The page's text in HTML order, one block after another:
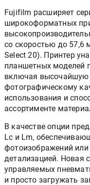
Fujifilm расширяет
широкоформатных
со скоростью до 57,6
Select 20). Принтер
планшетных моделей
включая высочайшую
фотографическому
использования и
ассортименте
В качестве опции
Lc и Lm,
фотоизображений
детализацией. Новая
управляемых
и просто загружать